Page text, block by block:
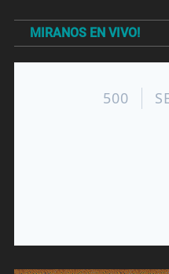
MIRANOS EN VIVO!